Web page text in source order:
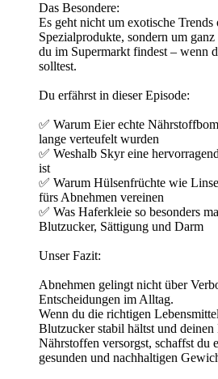
Das Besondere:
Es geht nicht um exotische Trends
Spezialprodukte, sondern um
du im Supermarkt findest – wenn
solltest.
Du erfährst in dieser Episode:
✅ Warum Eier echte
lange verteufelt wurden
✅ Weshalb Skyr eine
ist
✅ Warum Hülsenfrüchte wie
fürs Abnehmen vereinen
✅ Was Haferkleie so besonders
Blutzucker, Sättigung und Darm
Unser Fazit:
Abnehmen gelingt nicht über
Entscheidungen im Alltag.
Wenn du die richtigen
Blutzucker stabil hältst und
Nährstoffen versorgst, schaffst du
gesunden und nachhaltigen